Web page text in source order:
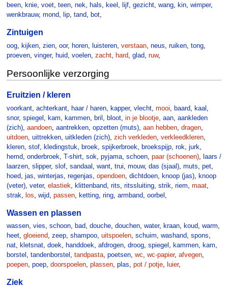
been, knie, voet, teen, nek, hals, keel , lijf, gezicht, wang, kin, wimper,
wenkbrauw, mond, lip, tand, bot,
Zintuigen
oog, kijken, zien, oor, horen, luisteren, verstaan, neus ruiken, tong,
proeven, vinger, huid voelen, zacht, hard glad ruw,
Persoonlijke verzorging
Eruitzien / kleren
voorkant, achterkant, haar / haren, kapper, vlecht, mooi, baard, kaal ,
snor, spiegel , kam, kammen, bril , bloot, in je blootje, aan, aankleden
(zich), aandoen, aantrekken, opzetten (muts), aan hebben, dragen,
uitdoen, uittrekken, uitkleden (zich), zich verkleden, verkleedkleren,
kleren, stof, kledingstuk, broek, spijkerbroek, broekspijp, rok, jurk,
hemd, onderbroek, T-shirt, sok, pyjama, schoen, paar (schoenen), laars /
laarzen, slipper, slof, sandaal , want, trui, mouw, das (sjaal), muts, pet,
hoed, jas, winterjas, regenjas, opendoen, dichtdoen, knoop (jas), knoop
(veter), veter, elastiek, klittenband, rits, ritssluiting, strik, riem, maat,
strak, los, wijd, passen, ketting, ring, armband, oorbel ,
Wassen en plassen
wassen, vies, schoon, bad, douche, douchen, water, kraan, koud, warm,
heet, gloeiend, zeep, shampoo, uitspoelen, schuim, washand, spons,
nat, kletsnat, doek, handdoek, afdrogen, droog, spiegel , kammen, kam,
borstel , tandenborstel , tandpasta, poetsen, wc, wc-papier, afvegen,
poepen, poep, doorspoelen, plassen, plas, pot / potje, luier,
Ziek